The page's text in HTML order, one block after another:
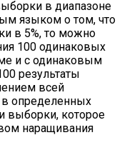
в диапазоне
языком о том, что
в 5%, то можно
100 одинаковых
и с одинаковым
результаты
всей
в определенных
выборки, которое
наращивания